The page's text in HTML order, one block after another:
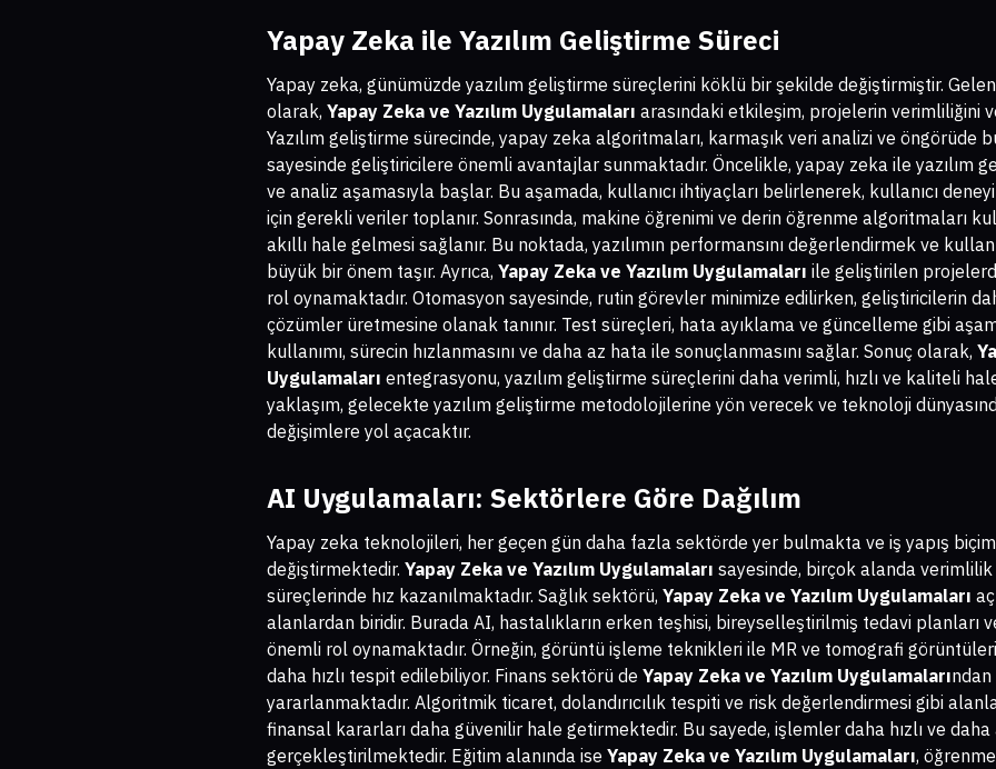
Yapay Zeka ile Yazılım Geliştirme Süreci
Yapay zeka, günümüzde yazılım geliştirme süreçlerini köklü bir şekilde değiştirmiştir.
olarak, Yapay Zeka ve Yazılım Uygulamaları arasındaki etkileşim, projelerin verimliliğini
Yazılım geliştirme sürecinde, yapay zeka algoritmaları, karmaşık veri analizi ve öngörüde
sayesinde geliştiricilere önemli avantajlar sunmaktadır. Öncelikle, yapay zeka ile yazılım
ve analiz aşamasıyla başlar. Bu aşamada, kullanıcı ihtiyaçları belirlenerek, kullanıcı
için gerekli veriler toplanır. Sonrasında, makine öğrenimi ve derin öğrenme algoritmaları
akıllı hale gelmesi sağlanır. Bu noktada, yazılımın performansını değerlendirmek ve
büyük bir önem taşır. Ayrıca, Yapay Zeka ve Yazılım Uygulamaları ile geliştirilen
rol oynamaktadır. Otomasyon sayesinde, rutin görevler minimize edilirken, geliştiricilerin
çözümler üretmesine olanak tanınır. Test süreçleri, hata ayıklama ve güncelleme gibi
kullanımı, sürecin hızlanmasını ve daha az hata ile sonuçlanmasını sağlar. Sonuç olarak,
Uygulamaları entegrasyonu, yazılım geliştirme süreçlerini daha verimli, hızlı ve kaliteli
yaklaşım, gelecekte yazılım geliştirme metodolojilerine yön verecek ve teknoloji
değişimlere yol açacaktır.
AI Uygulamaları: Sektörlere Göre Dağılım
Yapay zeka teknolojileri, her geçen gün daha fazla sektörde yer bulmakta ve iş yapış
değiştirmektedir. Yapay Zeka ve Yazılım Uygulamaları sayesinde, birçok alanda verimlilik
süreçlerinde hız kazanılmaktadır. Sağlık sektörü, Yapay Zeka ve Yazılım Uygulamaları
alanlardan biridir. Burada AI, hastalıkların erken teşhisi, bireyselleştirilmiş tedavi planları
önemli rol oynamaktadır. Örneğin, görüntü işleme teknikleri ile MR ve tomografi
daha hızlı tespit edilebiliyor. Finans sektörü de Yapay Zeka ve Yazılım Uygulamaları
yararlanmaktadır. Algoritmik ticaret, dolandırıcılık tespiti ve risk değerlendirmesi gibi
finansal kararları daha güvenilir hale getirmektedir. Bu sayede, işlemler daha hızlı ve daha
gerçekleştirilmektedir. Eğitim alanında ise Yapay Zeka ve Yazılım Uygulamaları,